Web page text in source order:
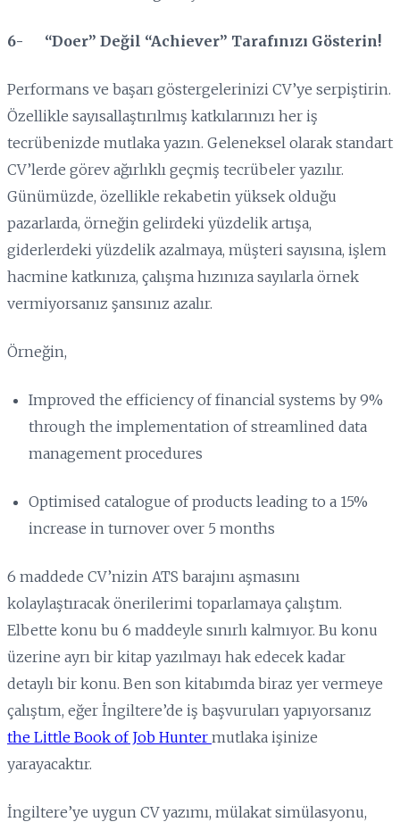
6- “Doer” Değil “Achiever” Tarafınızı Gösterin!
Performans ve başarı göstergelerinizi CV’ye serpiştirin.
Özellikle sayısallaştırılmış katkılarınızı her iş
tecrübenizde mutlaka yazın. Geleneksel olarak standart
CV’lerde görev ağırlıklı geçmiş tecrübeler yazılır.
Günümüzde, özellikle rekabetin yüksek olduğu
pazarlarda, örneğin gelirdeki yüzdelik artışa,
giderlerdeki yüzdelik azalmaya, müşteri sayısına, işlem
hacmine katkınıza, çalışma hızınıza sayılarla örnek
vermiyorsanız şansınız azalır.
Örneğin,
Improved the efficiency of financial systems by 9%
through the implementation of streamlined data
management procedures
Optimised catalogue of products leading to a 15%
increase in turnover over 5 months
6 maddede CV’nizin ATS barajını aşmasını
kolaylaştıracak önerilerimi toparlamaya çalıştım.
Elbette konu bu 6 maddeyle sınırlı kalmıyor. Bu konu
üzerine ayrı bir kitap yazılmayı hak edecek kadar
detaylı bir konu. Ben son kitabımda biraz yer vermeye
çalıştım, eğer İngiltere’de iş başvuruları yapıyorsanız
the Little Book of Job Hunter mutlaka işinize
yarayacaktır.
İngiltere’ye uygun CV yazımı, mülakat simülasyonu,